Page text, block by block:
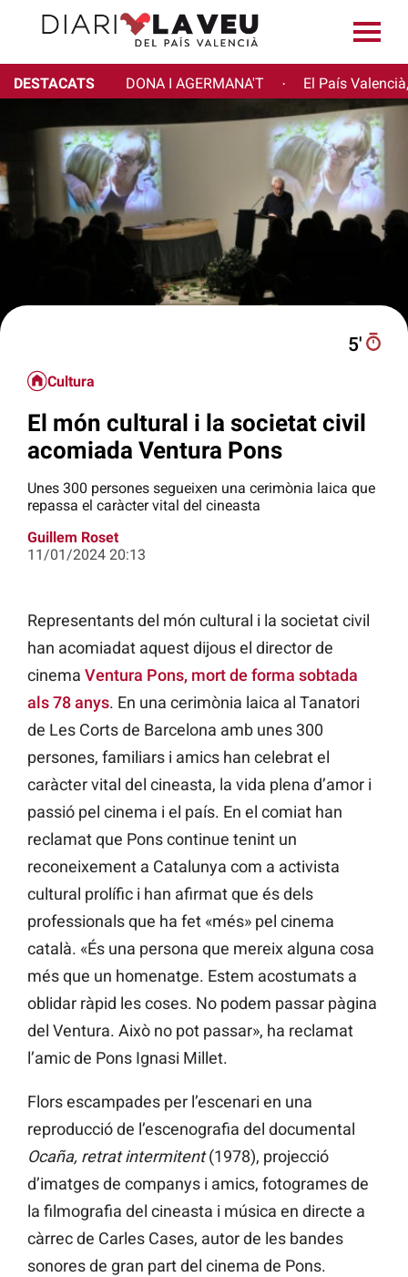
DESTACATS DONA I AGERMANA'T · El País
5′
Cultura
El món cultural i la societat civil
acomiada Ventura Pons
Unes 300 persones segueixen una cerimònia laica que
repassa el caràcter vital del cineasta
Guillem Roset
11/01/2024 20:13
Representants del món cultural i la societat civil
han acomiadat aquest dijous el director de
cinema Ventura Pons, mort de forma sobtada
als 78 anys. En una cerimònia laica al Tanatori
de Les Corts de Barcelona amb unes 300
persones, familiars i amics han celebrat el
caràcter vital del cineasta, la vida plena d’amor i
passió pel cinema i el país. En el comiat han
reclamat que Pons continue tenint un
reconeixement a Catalunya com a activista
cultural prolífic i han afirmat que és dels
professionals que ha fet «més» pel cinema
català. «És una persona que mereix alguna cosa
més que un homenatge. Estem acostumats a
oblidar ràpid les coses. No podem passar pàgina
del Ventura. Això no pot passar», ha reclamat
l’amic de Pons Ignasi Millet.
Flors escampades per l’escenari en una
reproducció de l’escenografia del documental
Ocaña, retrat intermitent(1978), projecció
d’imatges de companys i amics, fotogrames de
la filmografia del cineasta i música en directe a
càrrec de Carles Cases, autor de les bandes
sonores de gran part del cinema de Pons.